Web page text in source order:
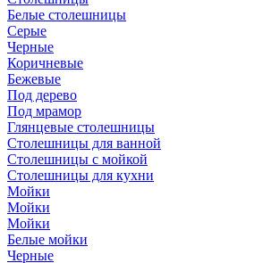
Белые столешницы
Серые
Черные
Коричневые
Бежевые
Под дерево
Под мрамор
Глянцевые столешницы
Столешницы для ванной
Столешницы с мойкой
Столешницы для кухни
Мойки
Мойки
Мойки
Белые мойки
Черные